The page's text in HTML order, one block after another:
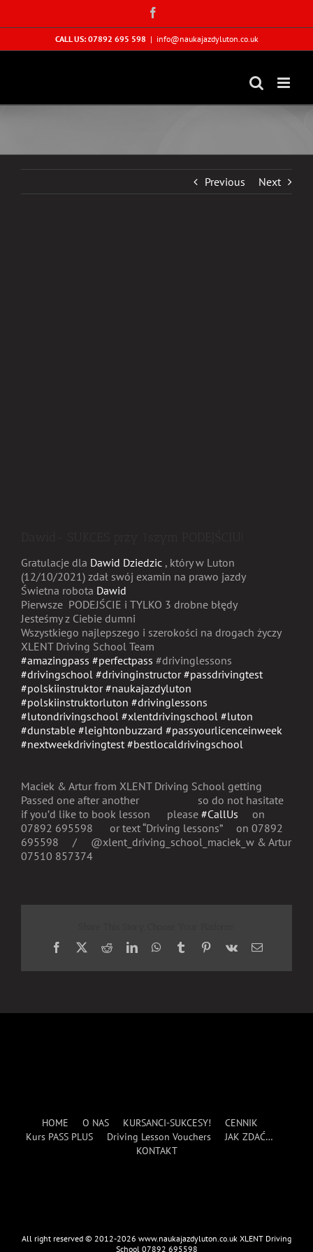
CALL US: 07892 695 598 | info@naukajazdyluton.co.uk
Previous Next
Gratulacje dla Dawid Dziedzic , który w Luton
(12/10/2021) zdał swój examin na prawo jazdy
Świetna robota Dawid
Pierwsze PODEJŚCIE i TYLKO 3 drobne błędy
Jesteśmy z Ciebie dumni
Wszystkiego najlepszego i szerokości na drogach życzy
XLENT Driving School Team
#amazingpass #perfectpass #drivinglessons
#drivingschool #drivinginstructor #passdrivingtest
#polskiinstruktor #naukajazdyluton
#polskiinstruktorluton #drivinglessons
#lutondrivingschool #xlentdrivingschool #luton
#dunstable #leightonbuzzard #passyourlicenceinweek
#nextweekdrivingtest #bestlocaldrivingschool
Maciek & Artur from XLENT Driving School getting
Passed one after another
so do not hasitate
if you’d like to book lesson
please #CallUs
on
07892 695598
or text “Driving lessons”
on 07892
695598
/
@xlent_driving_school_maciek_w & Artur
07510 857374
Facebook
X RedditLinkedInWhatsApp
TumblrPinterest
Vk Email
HOME O NAS KURSANCI-SUKCESY!
CENNIK
Kurs PASS PLUS
Driving Lesson Vouchers
JAK ZDAĆ…
KONTAKT
All right reserved © 2012-2026 www.naukajazdyluton.co.uk XLENT Driving
School 07892 695598